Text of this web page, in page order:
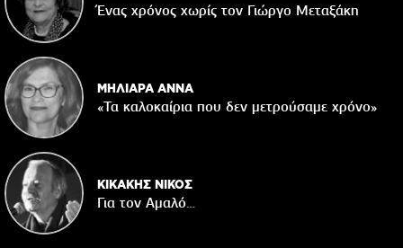
Ένας χρόνος χωρίς τον Γιώργο Μεταξάκη
ΜΗΛΙΑΡΑ ΑΝΝΑ
«Τα καλοκαίρια που δεν μετρούσαμε χρόνο»
ΚΙΚΑΚΗΣ ΝΙΚΟΣ
Για τον Αμαλό…